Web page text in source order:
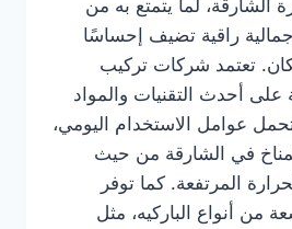
الشارقة، لما يتمتع به من
راقية تضيف إحساسًا
تعتمد شركات تركيب
على أحدث التقنيات والمواد
عوامل الاستخدام اليومي،
في الشارقة من حيث
المرتفعة. كما توفر
من أنواع الباركيه، مثل